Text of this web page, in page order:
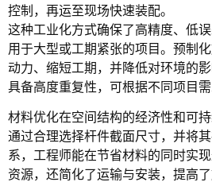
控制，再运至现场快速装配。
这种工业化方式确保了高精度、低
用于大型或工期紧张的项目。预制
动力、缩短工期，并降低对环境的
具备高度重复性，可根据不同项目需
材料优化在空间结构的经济性和可持
通过合理选择杆件截面尺寸，并将
系，工程师能在节省材料的同时实
资源，还简化了运输与安装，提高